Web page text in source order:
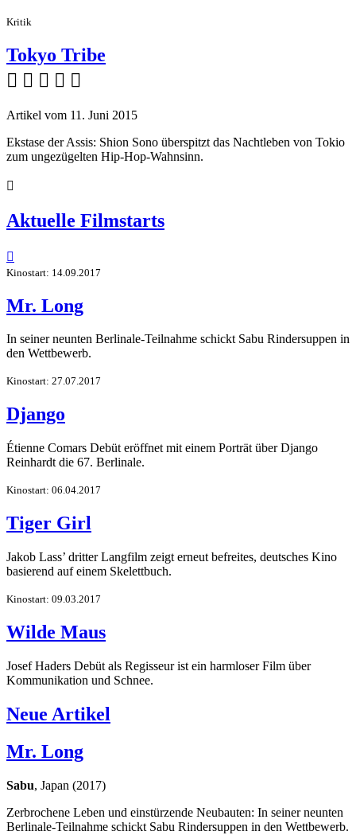
Kritik
Tokyo Tribe
    
Artikel vom 11. Juni 2015
Ekstase der Assis: Shion Sono überspitzt das Nachtleben von Tokio
zum ungezügelten Hip-Hop-Wahnsinn.

Aktuelle Filmstarts

Kinostart: 14.09.2017
Mr. Long
In seiner neunten Berlinale-Teilnahme schickt Sabu Rindersuppen in
den Wettbewerb.
Kinostart: 27.07.2017
Django
Étienne Comars Debüt eröffnet mit einem Porträt über Django
Reinhardt die 67. Berlinale.
Kinostart: 06.04.2017
Tiger Girl
Jakob Lass’ dritter Langfilm zeigt erneut befreites, deutsches Kino
basierend auf einem Skelettbuch.
Kinostart: 09.03.2017
Wilde Maus
Josef Haders Debüt als Regisseur ist ein harmloser Film über
Kommunikation und Schnee.
Neue Artikel
Mr. Long
Sabu, Japan (2017)
Zerbrochene Leben und einstürzende Neubauten: In seiner neunten
Berlinale-Teilnahme schickt Sabu Rindersuppen in den Wettbewerb.